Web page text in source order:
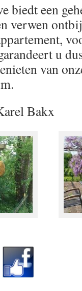
biedt een
verwen
u
van
Bakx